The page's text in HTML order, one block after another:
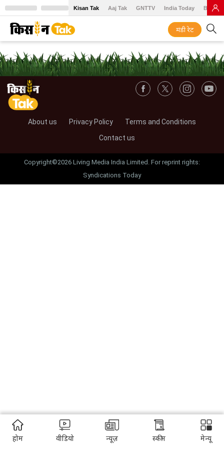
Kisan Tak Aaj Tak GNTTV India Today BT
मंडी रेट
About us Privacy Policy
Terms and Conditions
Contact us
Copyright©2026 Living Media India Limited. For reprint rights:
Syndications Today
होम वीडियो न्यूज़ स्कीम मेन्यू